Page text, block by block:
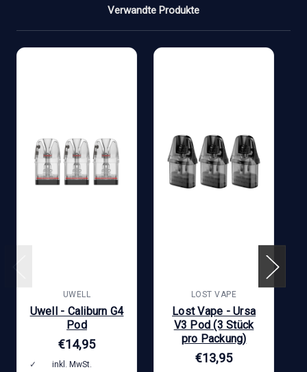
Verwandte Produkte
UWELL
Uwell - Caliburn G4
Pod
€14,95
inkl. MwSt.
LOST VAPE
Lost Vape - Ursa
V3 Pod (3 Stück
pro Packung)
€13,95